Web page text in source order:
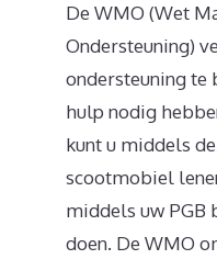
De WMO (Wet
Ondersteuning)
ondersteuning te
hulp nodig
kunt u middels
scootmobiel
middels uw PGB
doen. De WMO